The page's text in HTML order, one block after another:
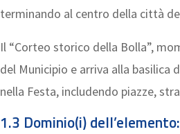
terminando al centro della città
Il “Corteo storico della Bolla”,
del Municipio e arriva alla
nella Festa, includendo piazze,
1.3 Dominio(i) dell’elemento: